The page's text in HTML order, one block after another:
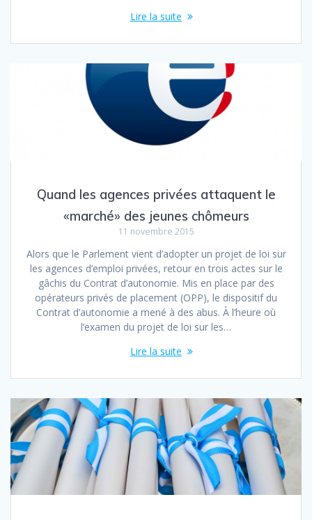
Lire la suite
Quand les agences privées attaquent le
«marché» des jeunes chômeurs
11 novembre 2015
Alors que le Parlement vient d’adopter un projet de loi sur
les agences d’emploi privées, retour en trois actes sur le
gâchis du Contrat d’autonomie. Mis en place par des
opérateurs privés de placement (OPP), le dispositif du
Contrat d’autonomie a mené à des abus. À l’heure où
l’examen du projet de loi sur les…
Lire la suite